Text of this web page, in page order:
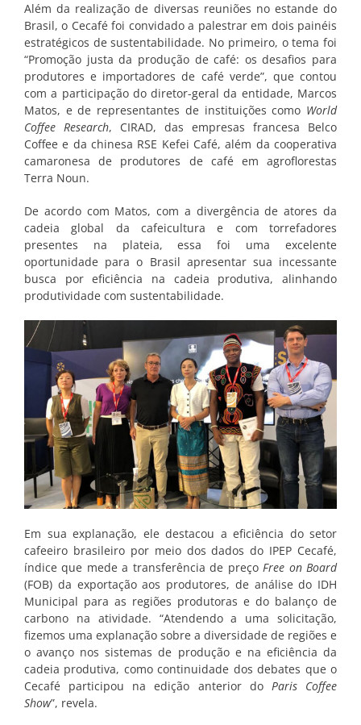
Além da realização de diversas reuniões no estande do
Brasil, o Cecafé foi convidado a palestrar em dois painéis
estratégicos de sustentabilidade. No primeiro, o tema foi
“Promoção justa da produção de café: os desafios para
produtores e importadores de café verde”, que contou
com a participação do diretor-geral da entidade, Marcos
Matos, e de representantes de instituições como World
Coffee Research, CIRAD, das empresas francesa Belco
Coffee e da chinesa RSE Kefei Café, além da cooperativa
camaronesa de produtores de café em agroflorestas
Terra Noun.
De acordo com Matos, com a divergência de atores da
cadeia global da cafeicultura e com torrefadores
presentes na plateia, essa foi uma excelente
oportunidade para o Brasil apresentar sua incessante
busca por eficiência na cadeia produtiva, alinhando
produtividade com sustentabilidade.
Em sua explanação, ele destacou a eficiência do setor
cafeeiro brasileiro por meio dos dados do IPEP Cecafé,
índice que mede a transferência de preço Free on Board
(FOB) da exportação aos produtores, de análise do IDH
Municipal para as regiões produtoras e do balanço de
carbono na atividade. “Atendendo a uma solicitação,
fizemos uma explanação sobre a diversidade de regiões e
o avanço nos sistemas de produção e na eficiência da
cadeia produtiva, como continuidade dos debates que o
Cecafé participou na edição anterior do Paris Coffee
Show”, revela.